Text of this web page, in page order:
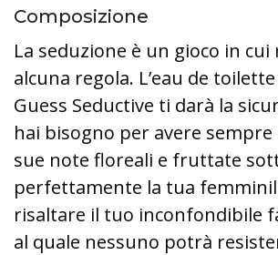
Composizione
La seduzione è un gioco in cui
alcuna regola. L’eau de
Guess Seductive ti darà la
hai bisogno per avere sempre
sue note floreali e fruttate
perfettamente la tua
risaltare il tuo inconfondibile
al quale nessuno potrà